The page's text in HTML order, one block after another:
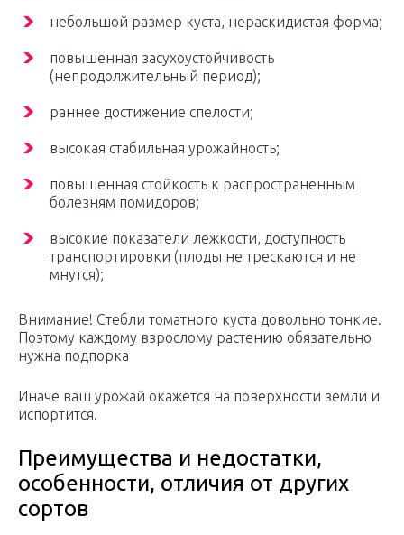
небольшой размер куста, нераскидистая форма;
повышенная засухоустойчивость
(непродолжительный период);
раннее достижение спелости;
высокая стабильная урожайность;
повышенная стойкость к распространенным
болезням помидоров;
высокие показатели лежкости, доступность
транспортировки (плоды не трескаются и не
мнутся);
Внимание! Стебли томатного куста довольно тонкие.
Поэтому каждому взрослому растению обязательно
нужна подпорка
Иначе ваш урожай окажется на поверхности земли и
испортится.
Преимущества и недостатки,
особенности, отличия от других
сортов